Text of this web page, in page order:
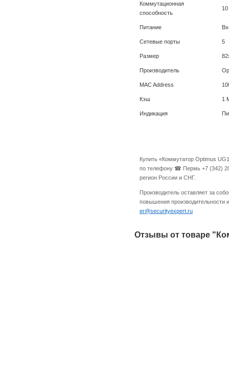
Коммутационная
способность
Питание
Сетевые порты 5
Размер
Производитель
MAC Address
Кэш 1
Индикация
Купить «Коммутатор Optimus
по телефону ☎ Пермь +7 (342)
регион России и СНГ.
Производитель оставляет за
повышения производительности
er@securityexpert.ru
Отзывы от товаре